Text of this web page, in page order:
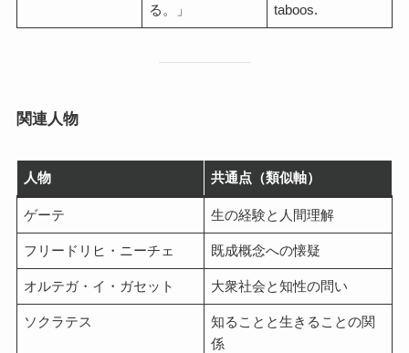
る。」
taboos.
関連人物
人物 共通点（類似軸）
ゲーテ 生の経験と人間理解
フリードリヒ・ニーチェ 既成概念への懐疑
オルテガ・イ・ガセット 大衆社会と知性の問い
ソクラテス
知ることと生きることの関
係